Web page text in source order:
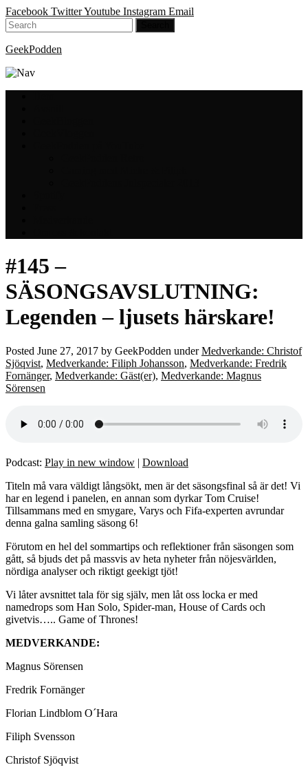
Facebook TwitterYoutube Instagram Email
GeekPodden
#145 –
SÄSONGSAVSLUTNING:
Legenden – ljusets härskare!
Posted June 27, 2017 by GeekPodden underMedverkande: Christof
Sjöqvist, Medverkande: Filiph Johansson, Medverkande: Fredrik
Fornänger, Medverkande: Gäst(er), Medverkande: Magnus
Sörensen
Podcast: Play in new window | Download
Titeln må vara väldigt långsökt, men är det säsongsfinal så är det! Vi
har en legend i panelen, en annan som dyrkar Tom Cruise!
Tillsammans med en smygare, Varys och Fifa-experten avrundar
denna galna samling säsong 6!
Förutom en hel del sommartips och reflektioner från säsongen som
gått, så bjuds det på massvis av heta nyheter från nöjesvärlden,
nördiga analyser och riktigt geekigt tjöt!
Vi låter avsnittet tala för sig själv, men låt oss locka er med
namedrops som Han Solo, Spider-man, House of Cards och
givetvis….. Game of Thrones!
MEDVERKANDE:
Magnus Sörensen
Fredrik Fornänger
Florian Lindblom O´Hara
Filiph Svensson
Christof Sjöqvist